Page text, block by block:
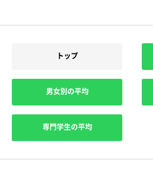
トップ
男女別の平均
専門学生の平均